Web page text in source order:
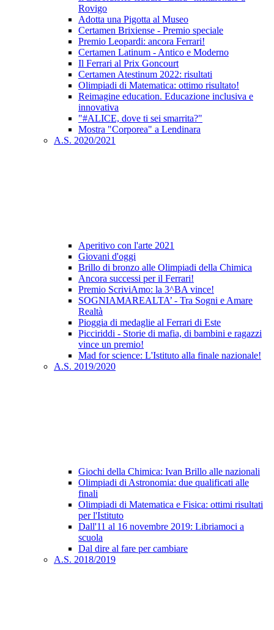
Rovigo
Adotta una Pigotta al Museo
Certamen Brixiense - Premio speciale
Premio Leopardi: ancora Ferrari!
Certamen Latinum - Antico e Moderno
Il Ferrari al Prix Goncourt
Certamen Atestinum 2022: risultati
Olimpiadi di Matematica: ottimo risultato!
Reimagine education. Educazione inclusiva e
innovativa
"#ALICE, dove ti sei smarrita?"
Mostra "Corporea" a Lendinara
A.S. 2020/2021
Aperitivo con l'arte 2021
Giovani d'oggi
Brillo di bronzo alle Olimpiadi della Chimica
Ancora successi per il Ferrari!
Premio ScriviAmo: la 3^BA vince!
SOGNIAMAREALTA’ - Tra Sogni e Amare
Realtà
Pioggia di medaglie al Ferrari di Este
Picciriddi - Storie di mafia, di bambini e ragazzi
vince un premio!
Mad for science: L'Istituto alla finale nazionale!
A.S. 2019/2020
Giochi della Chimica: Ivan Brillo alle nazionali
Olimpiadi di Astronomia: due qualificati alle
finali
Olimpiadi di Matematica e Fisica: ottimi risultati
per l'Istituto
Dall'11 al 16 novembre 2019: Libriamoci a
scuola
Dal dire al fare per cambiare
A.S. 2018/2019